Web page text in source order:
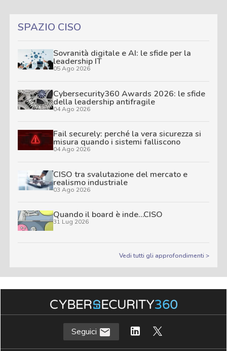
SPAZIO CISO
Sovranità digitale e AI: le sfide per la
leadership IT
05 Ago 2026
Cybersecurity360 Awards 2026: le sfide
della leadership antifragile
04 Ago 2026
Fail securely: perché la vera sicurezza si
misura quando i sistemi falliscono
04 Ago 2026
CISO tra svalutazione del mercato e
realismo industriale
03 Ago 2026
Quando il board è inde…CISO
31 Lug 2026
Vedi tutti gli approfondimenti >
Seguici